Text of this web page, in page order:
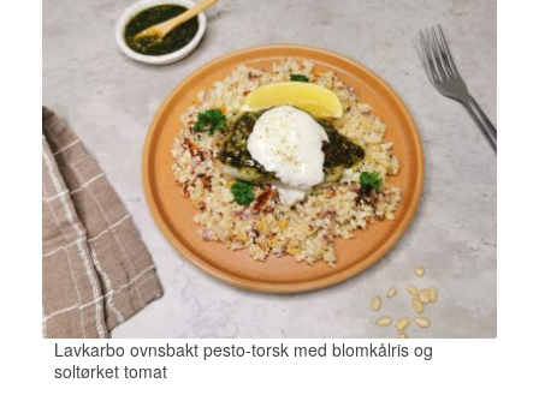
Lavkarbo ovnsbakt pesto-torsk med blomkålris og
soltørket tomat